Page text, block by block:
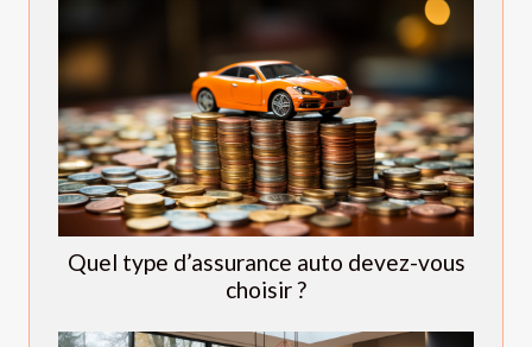
Quel type d’assurance auto devez-vous
choisir ?